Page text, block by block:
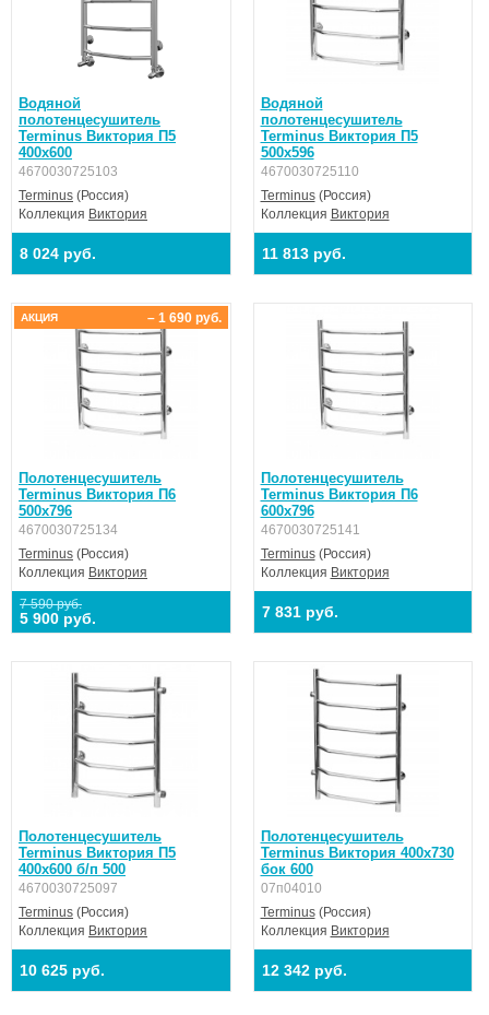
Водяной
полотенцесушитель
Terminus Виктория П5
400х600
4670030725103
Terminus (Россия)
Коллекция Виктория
8 024 руб.
Водяной
полотенцесушитель
Terminus Виктория П5
500х596
4670030725110
Terminus(Россия)
Коллекция Виктория
11 813 руб.
Полотенцесушитель
Terminus Виктория П6
500х796
4670030725134
Terminus (Россия)
Коллекция Виктория
7 590 руб.
5 900 руб.
– 1 690 руб.
АКЦИЯ
Полотенцесушитель
Terminus Виктория П6
600х796
4670030725141
Terminus(Россия)
Коллекция Виктория
7 831 руб.
Полотенцесушитель
Terminus Виктория П5
400х600 б/п 500
4670030725097
Terminus (Россия)
Коллекция Виктория
10 625 руб.
Полотенцесушитель
Terminus Виктория 400х730
бок 600
07п04010
Terminus(Россия)
Коллекция Виктория
12 342 руб.